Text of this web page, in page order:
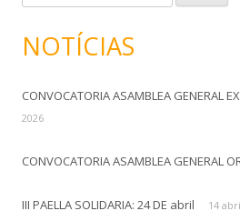
u
c
r
:
NOTÍCIAS
CONVOCATORIA ASAMBLEA GENERAL
2026
CONVOCATORIA ASAMBLEA GENERAL
III PAELLA SOLIDARIA: 24 DE abril 14